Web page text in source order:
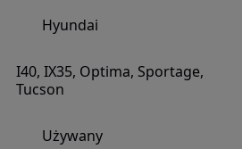
Hyundai
I40, IX35, Optima, Sportage,
Tucson
Używany